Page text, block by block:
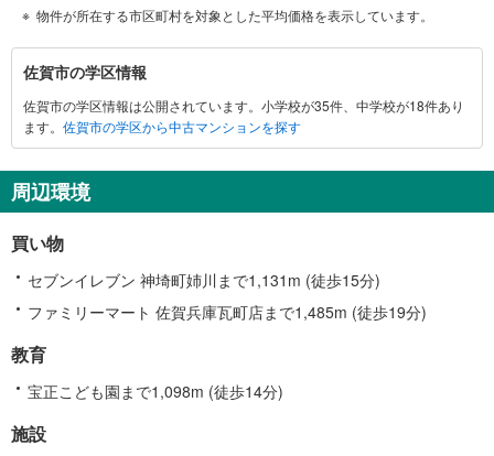
物件が所在する市区町村を対象とした平均価格を表示しています。
佐
賀
市
に
す
る
報
佐賀市の学区情報
佐賀市の学区情報は公開されています。小学校が35件、中学校が18件あり
ます。 佐賀市の学区から中古マンションを探す
周辺環境
買い物
セブンイレブン 神埼町姉川まで1,131m (徒歩15分)
ファミリーマート 佐賀兵庫瓦町店まで1,485m (徒歩19分)
教育
宝正こども園まで1,098m (徒歩14分)
施設